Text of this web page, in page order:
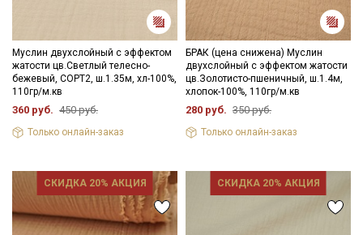
Муслин двухслойный с эффектом
жатости цв.Светлый телесно-
бежевый, СОРТ2, ш.1.35м, хл-100%,
110гр/м.кв
360 руб. 450 руб.
Только онлайн-заказ
БРАК (цена снижена) Муслин
двухслойный с эффектом жатости
цв.Золотисто-пшеничный, ш.1.4м,
хлопок-100%, 110гр/м.кв
280 руб. 350 руб.
Только онлайн-заказ
СКИДКА 20% АКЦИЯ СКИДКА 20% АКЦИЯ